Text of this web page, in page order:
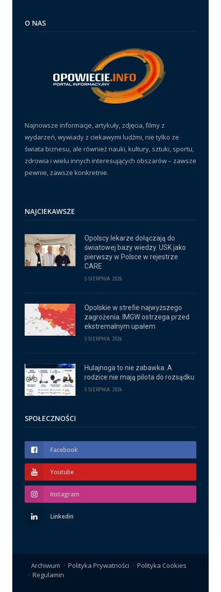
O NAS
Najnowsze informacje, artykuły, zdjęcia, filmy z
wydarzeń, wywiady z ciekawymi ludźmi, nie tylko ze
świata biznesu, ale również nauki, kultury, sztuki, sportu,
zdrowia i wielu innych interesujących obszarów – zawsze
pewnie, zawsze konkretnie.
NAJCIEKAWSZE
Opolscy lekarze dołączają do
światowej bazy wiedzy. USK jako
pierwszy w Polsce w rejestrze
CARE
5 SIERPNIA 2026
Opolskie w strefie najwyższego
zagrożenia. IMGW ostrzega przed
ekstremalnym upałem
5 SIERPNIA 2026
Hulajnoga to nie zabawka. A
rodzice nie mają pilota do rozsądku
5 SIERPNIA 2026
SPOŁECZNOŚCI
Facebook
Youtube
Instagram
Linkedin
Archiwum Polityka Prywatności
Polityka Cookies
Regulamin